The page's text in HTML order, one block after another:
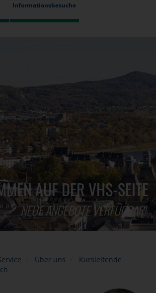
Informationsbesuche
AUF DER VHS-SEITE
NEUE ANGEBOTE VERFÜGBAR!
Über uns
Kursleitende